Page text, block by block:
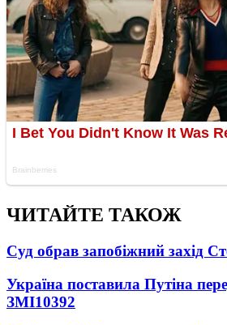
ЧИТАЙТЕ ТАКОЖ
Суд обрав запобіжний захід
Україна поставила Путіна
ЗМІ10392